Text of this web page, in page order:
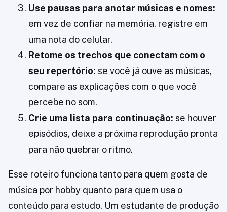
Use pausas para anotar músicas e nomes:
em vez de confiar na memória, registre em
uma nota do celular.
Retome os trechos que conectam com o
seu repertório: se você já ouve as músicas,
compare as explicações com o que você
percebe no som.
Crie uma lista para continuação: se houver
episódios, deixe a próxima reprodução pronta
para não quebrar o ritmo.
Esse roteiro funciona tanto para quem gosta de
música por hobby quanto para quem usa o
conteúdo para estudo. Um estudante de produção